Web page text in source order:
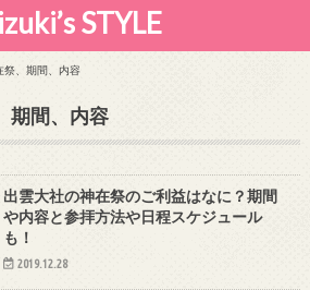
STYLE
祭、期間、内容
期間、内容
出雲大社の神在祭のご利益はなに？期間
や内容と参拝方法や日程スケジュール
も！
2019.12.28